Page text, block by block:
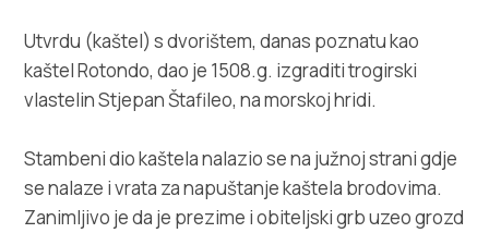
Multimedija
Turistički ured
Safe in Dalmatia
hr
Utvrdu (kaštel) s dvorištem, danas poznatu kao
kaštel Rotondo, dao je 1508.g. izgraditi trogirski
vlastelin Stjepan Štafileo, na morskoj hridi.
Stambeni dio kaštela nalazio se na južnoj strani gdje
se nalaze i vrata za napuštanje kaštela brodovima.
Zanimljivo je da je prezime i obiteljski grb uzeo grozd